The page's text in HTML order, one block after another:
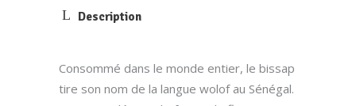
Description
Consommé dans le monde entier, le bissap
tire son nom de la langue wolof au Sénégal.